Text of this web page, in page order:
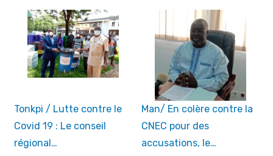
Tonkpi / Lutte contre le
Covid 19 : Le conseil
régional…
Man/ En colère contre la
CNEC pour des
accusations, le…